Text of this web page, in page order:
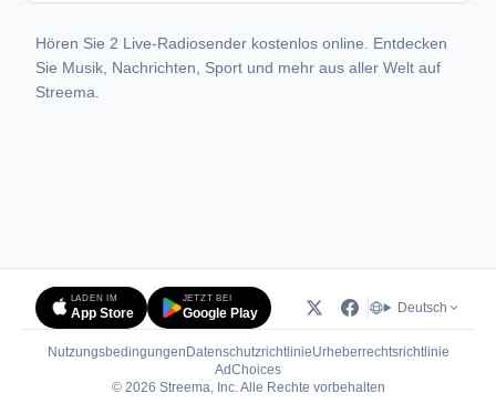
Hören Sie 2 Live-Radiosender kostenlos online. Entdecken
Sie Musik, Nachrichten, Sport und mehr aus aller Welt auf
Streema.
LADEN IM
App Store
JETZT BEI
Google Play Deutsch
Nutzungsbedingungen DatenschutzrichtlinieUrheberrechtsrichtlinie
AdChoices(öffnet in neuem Tab)
© 2026 Streema, Inc. Alle Rechte vorbehalten